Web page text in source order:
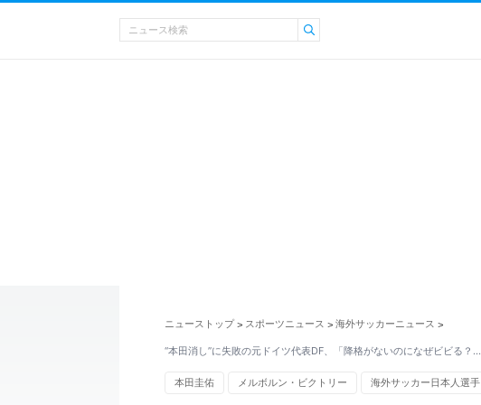
ニューストップ > スポーツニュース > 海外サッカーニュース >
“本田消し”に失敗の元ドイツ代表DF、「降格がないのになぜビビる？…
本田圭佑 メルボルン・ビクトリー 海外サッカー日本人選手